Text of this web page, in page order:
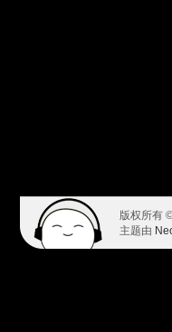
版权所有
主题由